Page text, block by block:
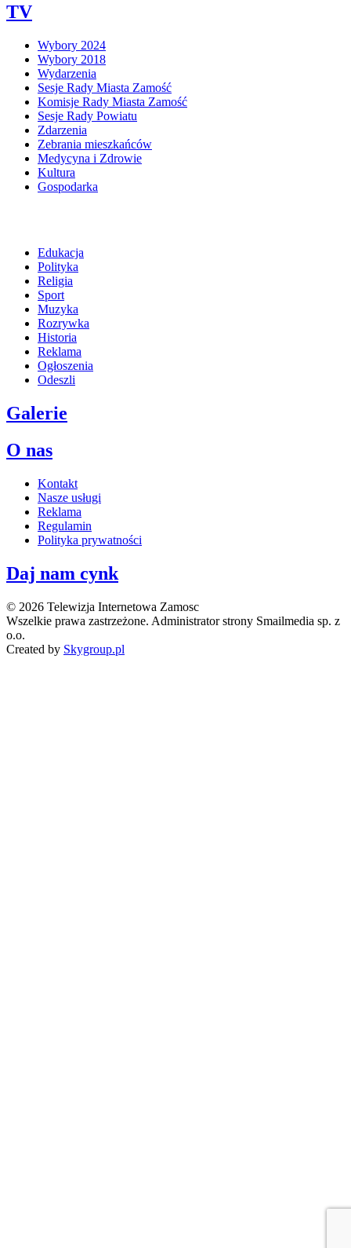
TV
Wybory 2024
Wybory 2018
Wydarzenia
Sesje Rady Miasta Zamość
Komisje Rady Miasta Zamość
Sesje Rady Powiatu
Zdarzenia
Zebrania mieszkańców
Medycyna i Zdrowie
Kultura
Gospodarka
Edukacja
Polityka
Religia
Sport
Muzyka
Rozrywka
Historia
Reklama
Ogłoszenia
Odeszli
Galerie
O nas
Kontakt
Nasze usługi
Reklama
Regulamin
Polityka prywatności
Daj nam cynk
© 2026 Telewizja Internetowa Zamosc
Wszelkie prawa zastrzeżone. Administrator strony Smailmedia sp. z
o.o.
Created by Skygroup.pl